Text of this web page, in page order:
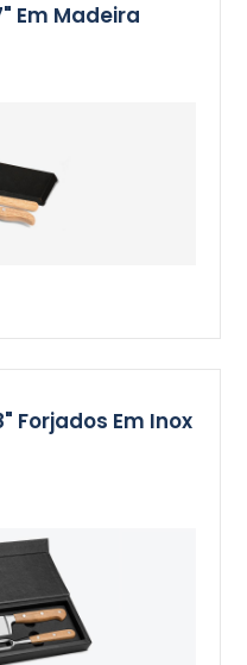
Em Madeira
Forjados Em Inox